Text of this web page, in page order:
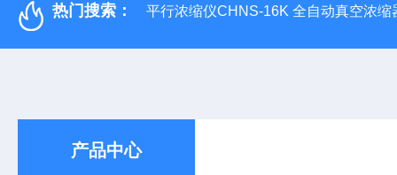
热门搜索： 平行浓缩仪CHNS-16K 全自动真空浓缩
产品中心